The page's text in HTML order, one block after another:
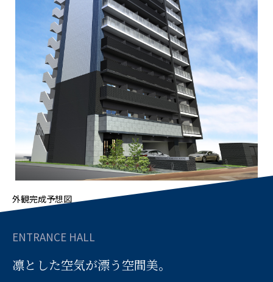
外観完成予想図
ENTRANCE HALL
凛とした空気が漂う空間美。